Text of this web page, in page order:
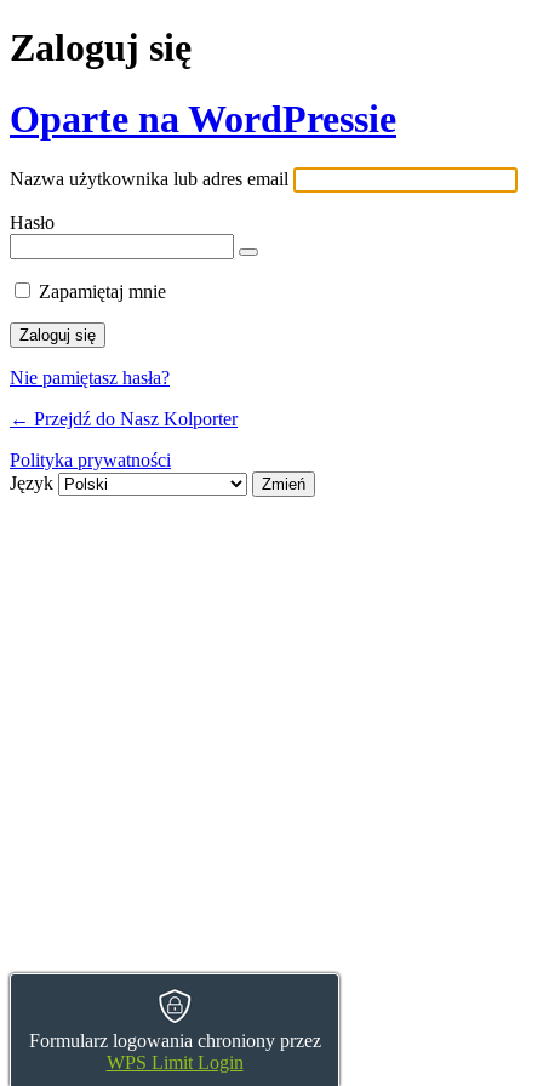
Zaloguj się
Oparte na WordPressie
Nazwa użytkownika lub adres email
Hasło
Formularz logowania chroniony przez
WPS Limit Login
Zapamiętaj mnie
Nie pamiętasz hasła?
← Przejdź do Nasz Kolporter
Polityka prywatności
Język